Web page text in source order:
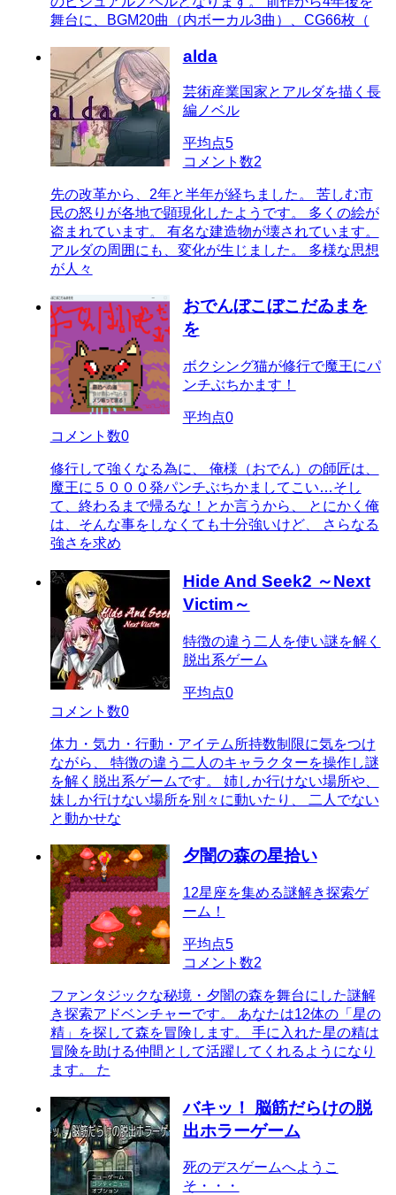
舞台に、BGM20曲（内ボーカル3曲）、CG66枚（
alda
芸術産業国家とアルダを描く長
編ノベル
平均点5
コメント数2
先の改革から、2年と半年が経ちました。 苦しむ市
民の怒りが各地で顕現化したようです。 多くの絵が
盗まれています。 有名な建造物が壊されています。
アルダの周囲にも、変化が生じました。 多様な思想
が人々
おでんぼこぼこだゐまを
を
ボクシング猫が修行で魔王にパ
ンチぶちかます！
平均点0
コメント数0
修行して強くなる為に、 俺様（おでん）の師匠は、
魔王に５０００発パンチぶちかましてこい…そし
て、終わるまで帰るな！とか言うから、 とにかく俺
は、そんな事をしなくても十分強いけど、 さらなる
強さを求め
Hide And Seek2 ～Next
Victim～
特徴の違う二人を使い謎を解く
脱出系ゲーム
平均点0
コメント数0
体力・気力・行動・アイテム所持数制限に気をつけ
ながら、 特徴の違う二人のキャラクターを操作し謎
を解く脱出系ゲームです。 姉しか行けない場所や、
妹しか行けない場所を別々に動いたり、 二人でない
と動かせな
夕闇の森の星拾い
12星座を集める謎解き探索ゲ
ーム！
平均点5
コメント数2
ファンタジックな秘境・夕闇の森を舞台にした謎解
き探索アドベンチャーです。 あなたは12体の「星の
精」を探して森を冒険します。 手に入れた星の精は
冒険を助ける仲間として活躍してくれるようになり
ます。 た
バキッ！ 脳筋だらけの脱
出ホラーゲーム
死のデスゲームへようこ
そ・・・